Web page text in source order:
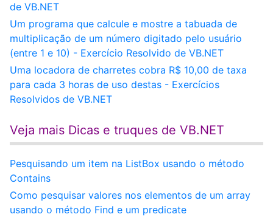
de VB.NET
Um programa que calcule e mostre a tabuada de
multiplicação de um número digitado pelo usuário
(entre 1 e 10) - Exercício Resolvido de VB.NET
Uma locadora de charretes cobra R$ 10,00 de taxa
para cada 3 horas de uso destas - Exercícios
Resolvidos de VB.NET
Veja mais Dicas e truques de VB.NET
Pesquisando um item na ListBox usando o método
Contains
Como pesquisar valores nos elementos de um array
usando o método Find e um predicate